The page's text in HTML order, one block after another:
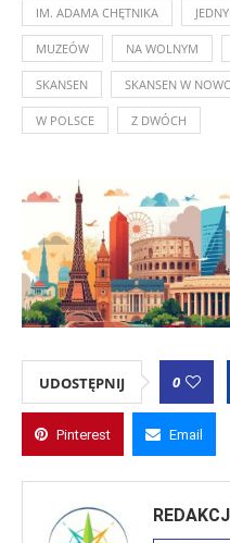
IM. ADAMA CHĘTNIKA
MUZEÓW NA WOLNYM
SKANSEN SKANSEN W
W POLSCE Z DWÓCH
UDOSTĘPNIJ 0
Pinterest Email